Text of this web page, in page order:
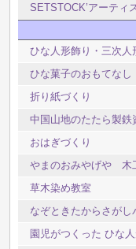
SETSTOCK’アーティ
ひな人形飾り・三次人
ひな菓子のおもてなし
折り紙づくり
中国山地のたたら製鉄
おはぎづくり
やまのおみやげや 木
草木染め教室
なぞときたからさがし
園児がつくった ひな